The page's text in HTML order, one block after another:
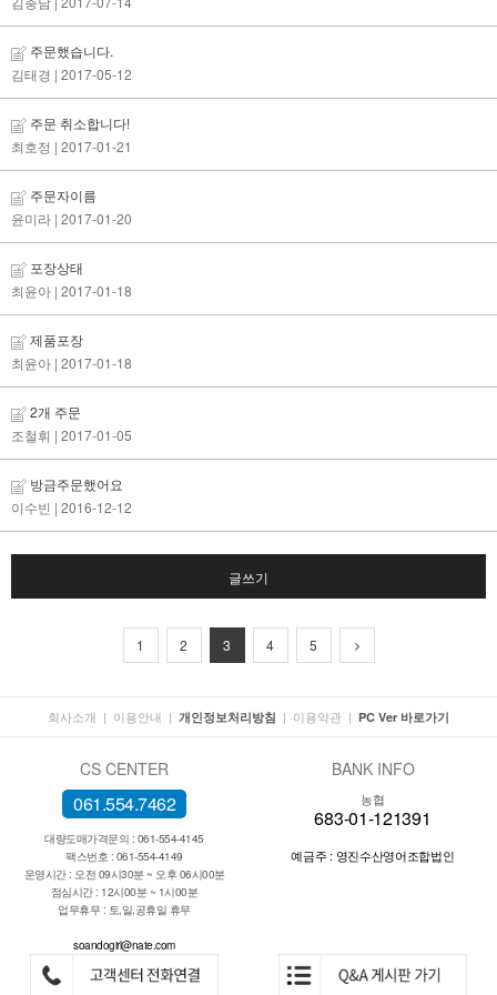
주문했습니다.
김태경 | 2017-05-12
주문 취소합니다!
최호정 | 2017-01-21
주문자이름
윤미라 | 2017-01-20
포장상태
최윤아 | 2017-01-18
제품포장
최윤아 | 2017-01-18
2개 주문
조철휘 | 2017-01-05
방금주문했어요
이수빈 | 2016-12-12
글쓰기
1 2 3 4 5
회사소개 | 이용안내 | 개인정보처리방침 | 이용약관 | PC Ver 바로가기
CS CENTER
061.554.7462
대량도매가격문의 : 061-554-4145
팩스번호 : 061-554-4149
운영시간 : 오전 09시30분 ~ 오후 06시00분
점심시간 : 12시00분 ~ 1시00분
업무휴무 : 토,일,공휴일 휴무
soandogirl@nate.com
BANK INFO
농협
683-01-121391
예금주 : 영진수산영어조합법인